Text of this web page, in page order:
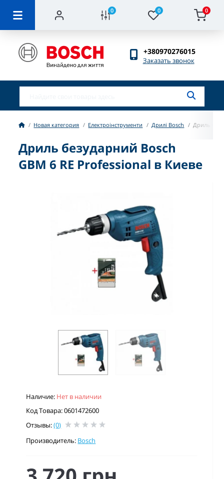
0 0 0
+380970276015
Заказать звонок
Новая категория Електроінструменти Дрилі Bosch Дриль
Дриль безударний Bosch
GBM 6 RE Professional в Киеве
Наличие: Нет в наличии
Код Товара: 0601472600
Отзывы:(0)
Производитель: Bosch